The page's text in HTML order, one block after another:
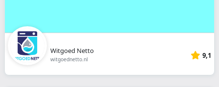
Witgoed Netto
witgoednetto.nl 9,1